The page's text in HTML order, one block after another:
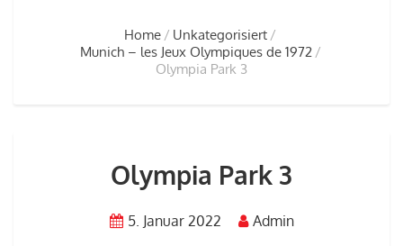
Home
Unkategorisiert
Munich – les Jeux Olympiques de 1972
Olympia Park 3
Olympia Park 3
5. Januar 2022 Admin